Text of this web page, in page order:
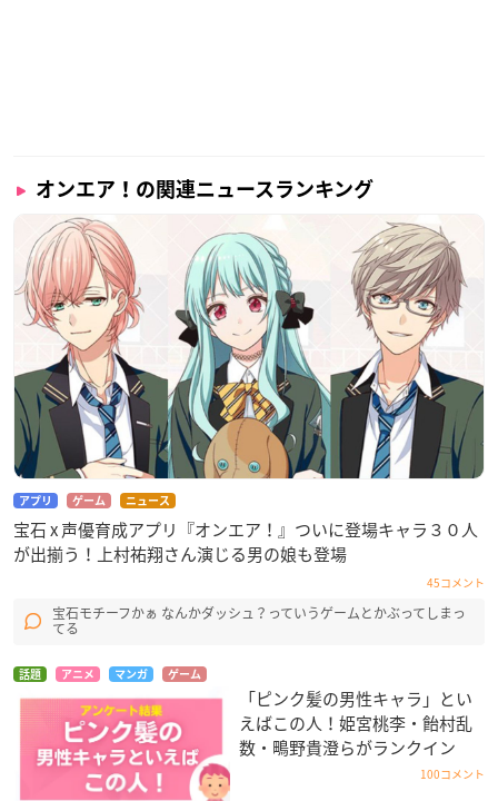
オンエア！の関連ニュースランキング
アプリ ゲーム ニュース
宝石 x 声優育成アプリ『オンエア！』ついに登場キャラ３０人
が出揃う！上村祐翔さん演じる男の娘も登場
45コメント
宝石モチーフかぁ なんかダッシュ？っていうゲームとかぶってしまっ
てる
話題 アニメ マンガ ゲーム
「ピンク髪の男性キャラ」とい
えばこの人！姫宮桃李・飴村乱
数・鴫野貴澄らがランクイン
100コメント